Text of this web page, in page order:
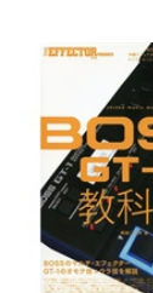
Souldier Strap
Suhr Guitars
Switch Custom
TAYLOR
tc
Thomastik-Infeld
TODA GUITARS
Toneism Pickups
TRUE DYNA